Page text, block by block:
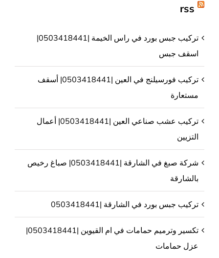
rss
تركيب جبس بورد في راس الخيمة |0503418441|
اسقف جبس
تركيب فورسيلنج في العين |0503418441| أسقف
مستعارة
تركيب عشب صناعي العين |0503418441| أعمال
التزيين
شركة صبغ في الشارقة |0503418441| صباغ رخيص
بالشارقة
تركيب جبس بورد في الشارقة |0503418441
تكسير وترميم حمامات في ام القيوين |0503418441|
عزل حمامات